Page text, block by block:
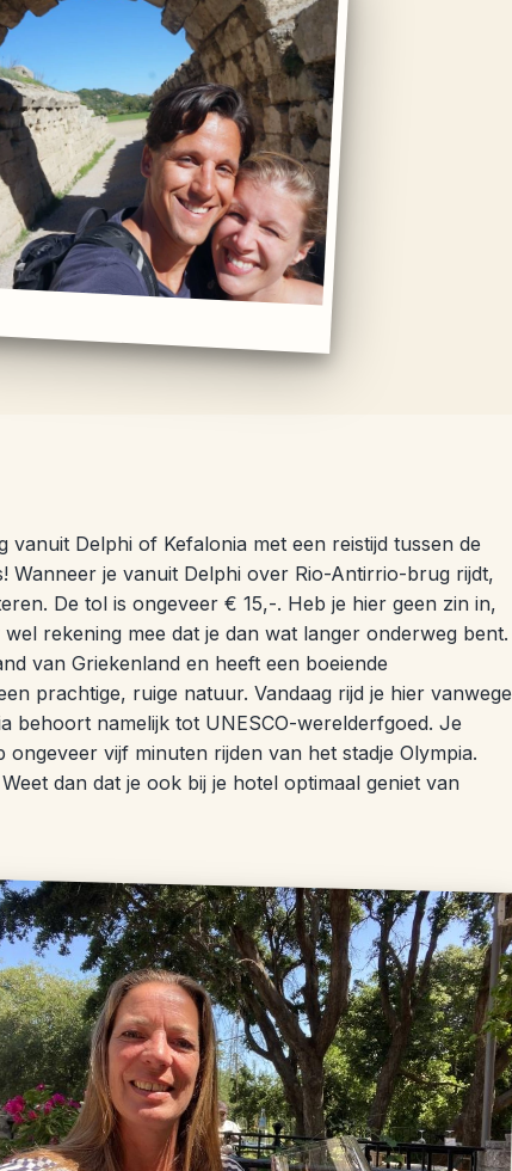
vanuit Delphi of Kefalonia met een reistijd tussen de
Wanneer je vanuit Delphi over Rio-Antirrio-brug rijdt,
De tol is ongeveer € 15,-. Heb je hier geen zin in,
rekening mee dat je dan wat langer onderweg bent.
van Griekenland en heeft een boeiende
prachtige, ruige natuur. Vandaag rijd je hier vanwege
behoort namelijk tot UNESCO-werelderfgoed. Je
vijf minuten rijden van het stadje Olympia.
dan dat je ook bij je hotel optimaal geniet van